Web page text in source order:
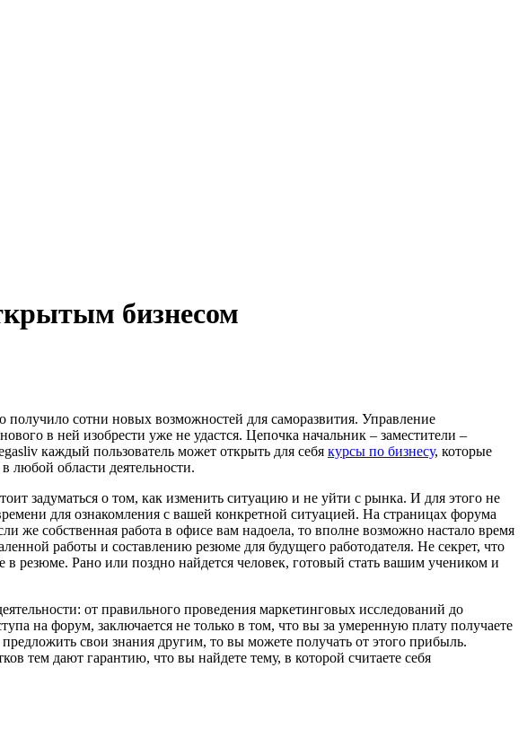
бизнесом
получило сотни новых возможностей для саморазвития. Управление
в ней изобрести уже не удастся. Цепочка начальник – заместители –
каждый пользователь может открыть для себя курсы по бизнесу, которые
любой области деятельности.
задуматься о том, как изменить ситуацию и не уйти с рынка. И для этого не
для ознакомления с вашей конкретной ситуацией. На страницах форума
же собственная работа в офисе вам надоела, то вполне возможно настало время
работы и составлению резюме для будущего работодателя. Не секрет, что
резюме. Рано или поздно найдется человек, готовый стать вашим учеником и
от правильного проведения маркетинговых исследований до
на форум, заключается не только в том, что вы за умеренную плату получаете
свои знания другим, то вы можете получать от этого прибыль.
тем дают гарантию, что вы найдете тему, в которой считаете себя